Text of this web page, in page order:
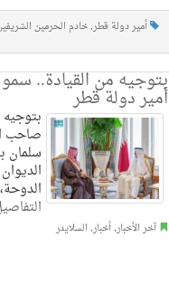
أمير دولة قطر,خادم الحرمين
بتوجيه من القيادة..
أمير دولة قطر
بتوجيه
صاحب
سلمان
آخر الأخبار,أخبار, السلايدر